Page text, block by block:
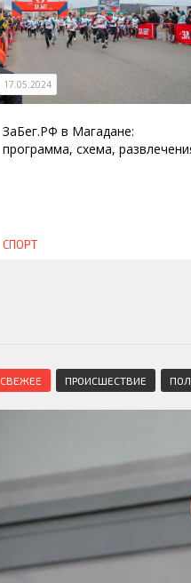
17.05.2024
ЗаБег.РФ в Магадане:
программа, схема,
СПОРТ
СВЕЖЕЕ ПРОИСШЕСТВИЕ